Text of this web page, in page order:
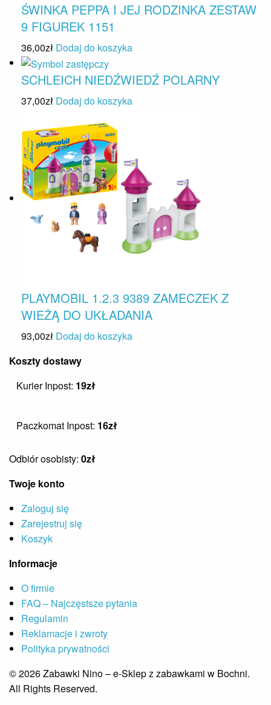
ŚWINKA PEPPA I JEJ RODZINKA ZESTAW
9 FIGUREK 1151
36,00zł Dodaj do koszyka
SCHLEICH NIEDŹWIEDŹ POLARNY
37,00zł Dodaj do koszyka
PLAYMOBIL 1.2.3 9389 ZAMECZEK Z
WIEŻĄ DO UKŁADANIA
93,00zł Dodaj do koszyka
Koszty dostawy
Kurier Inpost: 19zł
Paczkomat Inpost: 16zł
Odbiór osobisty: 0zł
Twoje konto
Zaloguj się
Zarejestruj się
Koszyk
Informacje
O firmie
FAQ – Najczęstsze pytania
Regulamin
Reklamacje i zwroty
Polityka prywatności
© 2026 Zabawki Nino – e-Sklep z zabawkami w Bochni.
All Rights Reserved.